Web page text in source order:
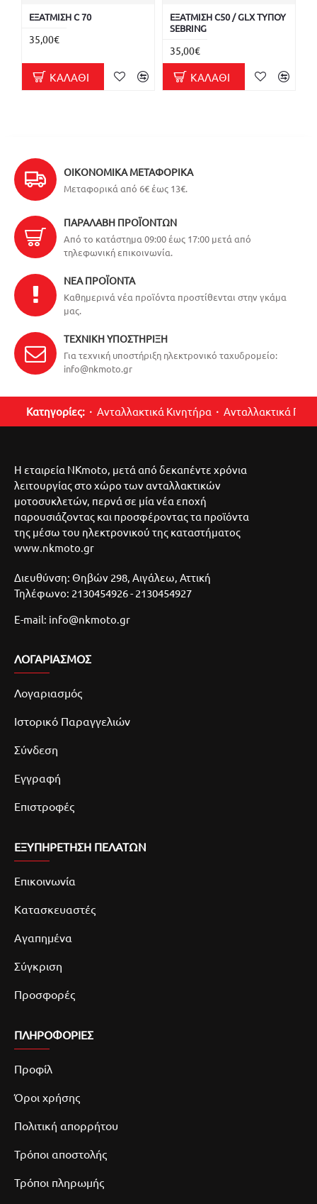
ΕΞΑΤΜΙΣΗ C 70
35,00€
ΚΑΛΆΘΙ
ΕΞΑΤΜΙΣΗ C50 / GLX ΤΥΠΟΥ
SEBRING
35,00€
ΚΑΛΆΘΙ
ΟΙΚΟΝΟΜΙΚΆ ΜΕΤΑΦΟΡΙΚΆ
Μεταφορικά από 6€ έως 13€.
ΠΑΡΑΛΑΒΉ ΠΡΟΪΌΝΤΩΝ
Από το κατάστημα 09:00 έως 17:00 μετά από
τηλεφωνική επικοινωνία.
ΝΈΑ ΠΡΟΪΌΝΤΑ
Καθημερινά νέα προϊόντα προστίθενται στην γκάμα
μας.
ΤΕΧΝΙΚΉ ΥΠΟΣΤΉΡΙΞΗ
Για τεχνική υποστήριξη ηλεκτρονικό ταχυδρομείο:
info@nkmoto.gr
Κατηγορίες: Ανταλλακτικά Κινητήρα Ανταλλακτικά
Η εταιρεία NKmoto, μετά από δεκαπέντε χρόνια
λειτουργίας στο χώρο των ανταλλακτικών
μοτοσυκλετών, περνά σε μία νέα εποχή
παρουσιάζοντας και προσφέροντας τα προϊόντα
της μέσω του ηλεκτρονικού της καταστήματος
www.nkmoto.gr
Διευθύνση: Θηβών 298, Αιγάλεω, Αττική
Τηλέφωνο: 2130454926 - 2130454927
E-mail: info@nkmoto.gr
ΛΟΓΑΡΙΑΣΜΌΣ
Λογαριασμός
Ιστορικό Παραγγελιών
Σύνδεση
Εγγραφή
Επιστροφές
ΕΞΥΠΗΡΕΤΗΣΗ ΠΕΛΑΤΩΝ
Επικοινωνία
Κατασκευαστές
Αγαπημένα
Σύγκριση
Προσφορές
ΠΛΗΡΟΦΟΡΙΕΣ
Προφίλ
Όροι χρήσης
Πολιτική απορρήτου
Τρόποι αποστολής
Τρόποι πληρωμής